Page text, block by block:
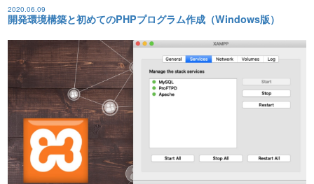
2020.06.09
開発環境構築と初めてのPHPプログラム作成（Windows版）